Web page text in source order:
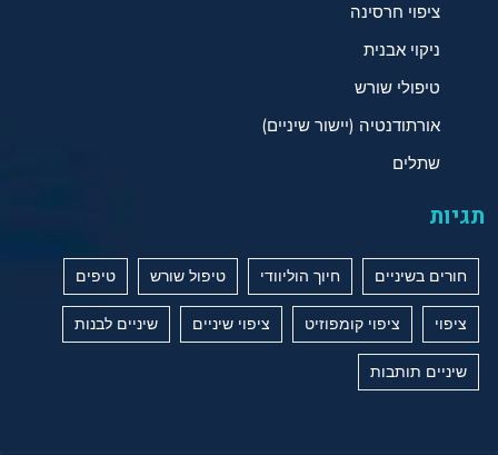
ציפוי חרסינה
ניקוי אבנית
טיפולי שורש
אורתודנטיה (יישור שיניים)
שתלים
תגיות
חורים בשיניים חיוך הוליוודי טיפול שורש טיפים
ציפוי ציפוי קומפוזיט ציפוי שיניים שיניים לבנות
שיניים תותבות